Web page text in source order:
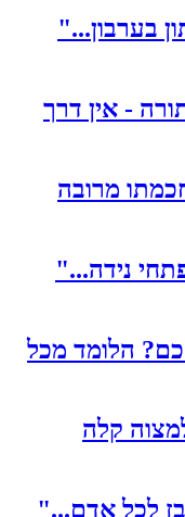
בערבון..."
- אין דרך
מרובה
נידה..."
הלומד מכל
קלה
לכל אדם..."